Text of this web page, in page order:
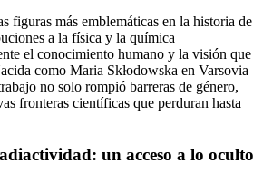
figuras más emblemáticas en la historia de
a la física y la química
el conocimiento humano y la visión que
como Maria Skłodowska en Varsovia
no solo rompió barreras de género,
fronteras científicas que perduran hasta
un acceso a lo oculto